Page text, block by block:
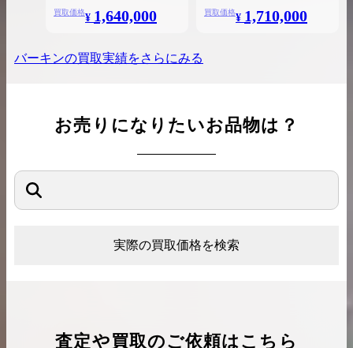
買取価格¥ 1,640,000 買取価格¥ 1,710,000
バーキンの買取実績をさらにみる
お売りになりたいお品物は？
実際の買取価格を検索
査定や買取のご依頼はこちら